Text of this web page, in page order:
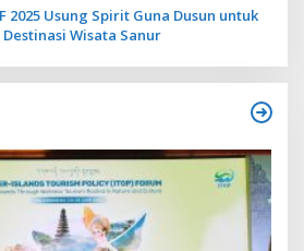
2025 Usung Spirit Guna Dusun untuk
Wisata Sanur